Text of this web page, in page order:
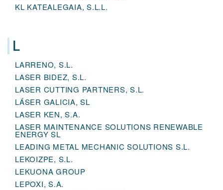
KL KATEALEGAIA, S.L.L.
L
LARRENO, S.L.
LASER BIDEZ, S.L.
LASER CUTTING PARTNERS, S.L.
LÁSER GALICIA, SL
LASER KEN, S.A.
LASER MAINTENANCE SOLUTIONS RENEWABLE
ENERGY SL
LEADING METAL MECHANIC SOLUTIONS S.L.
LEKOIZPE, S.L.
LEKUONA GROUP
LEPOXI, S.A.